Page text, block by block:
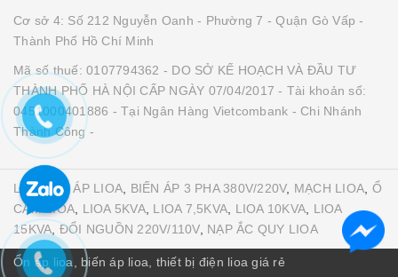
Cơ sở 4: Số 212 Nguyễn Oanh - Phường 7 - Quận Gò Vấp -
Thành Phố Hồ Chí Minh
Mã số thuế: 0107794362 - DO SỞ KẾ HOẠCH VÀ ĐẦU TƯ
THÀNH PHỐ HÀ NỘI CẤP NGÀY 07/04/2017 - Tài khoản số:
0451000401886 - Tại Ngân Hàng Vietcombank - Chi Nhánh
Thành Công -
LIOA, ỔN ÁP LIOA BIẾN ÁP 3 PHA 380V/220V, MẠCH LIOA Ổ
CẮM LIOA
LIOA 5KVA, LIOA 7,5KVA LIOA 10KVA
LIOA
15KVA ĐỔI NGUỒN 220V/110V, NẠP ẮC QUY LIOA
Ổn áp lioa, biến áp lioa, thiết bị điện lioa giá rẻ